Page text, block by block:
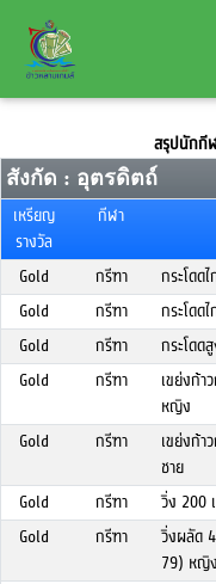
สรุปนักกี
สังกัด : อุตรดิตถ์
เหรียญ
รางวัล
กีฬา
Gold กรีฑา กระโด
Gold
กรีฑา กระโดด
Gold
กรีฑา กระโดด
Gold
กรีฑา
เขย่งก้า
หญิง
Gold กรีฑา
เขย่งก้า
ชาย
Gold กรีฑา วิ่ง 200
Gold
กรีฑา
วิ่งผลัด
79) หญิง